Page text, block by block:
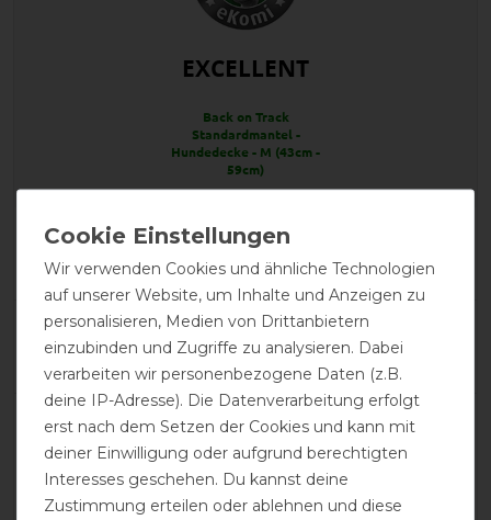
EXCELLENT
Back on Track
Standardmantel -
Hundedecke - M (43cm -
59cm)
Product Reviews
2
Product Rating
4.5/5
product experience
calculated from 2 customer reviews
Wir verwenden Cookies und ähnliche Technologien
auf unserer Website, um Inhalte und Anzeigen zu
personalisieren, Medien von Drittanbietern
einzubinden und Zugriffe zu analysieren. Dabei
verarbeiten wir personenbezogene Daten (z.B.
deine IP-Adresse). Die Datenverarbeitung erfolgt
erst nach dem Setzen der Cookies und kann mit
deiner Einwilligung oder aufgrund berechtigten
Interesses geschehen. Du kannst deine
Zustimmung erteilen oder ablehnen und diese